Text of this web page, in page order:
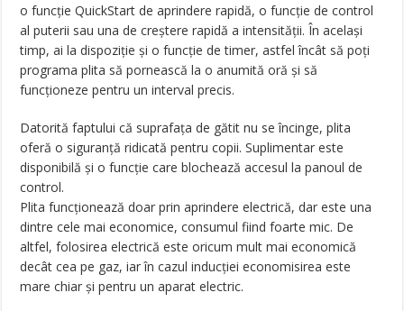
o funcție QuickStart de aprindere rapidă, o funcție de control
al puterii sau una de creștere rapidă a intensității. În același
timp, ai la dispoziție și o funcție de timer, astfel încât să poți
programa plita să pornească la o anumită oră și să
funcționeze pentru un interval precis.
Datorită faptului că suprafața de gătit nu se încinge, plita
oferă o siguranță ridicată pentru copii. Suplimentar este
disponibilă și o funcție care blochează accesul la panoul de
control.
Plita funcționează doar prin aprindere electrică, dar este una
dintre cele mai economice, consumul fiind foarte mic. De
altfel, folosirea electrică este oricum mult mai economică
decât cea pe gaz, iar în cazul inducției economisirea este
mare chiar și pentru un aparat electric.